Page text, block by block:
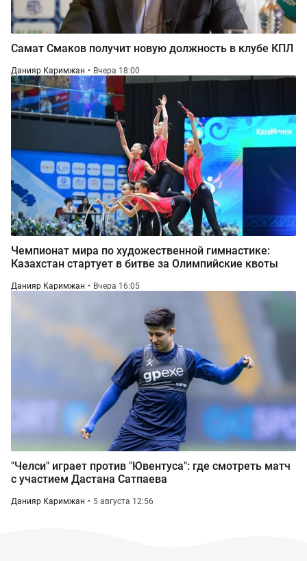
Самат Смаков получит новую должность в клубе КПЛ
Данияр Каримжан Вчера 18:00
Чемпионат мира по художественной гимнастике:
Казахстан стартует в битве за Олимпийские квоты
Данияр Каримжан Вчера 16:05
"Челси" играет против "Ювентуса": где смотреть матч
с участием Дастана Сатпаева
Данияр Каримжан 5 августа 12:56